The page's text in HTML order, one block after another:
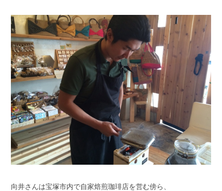
向井さんは宝塚市内で自家焙煎珈琲店を営む傍ら、